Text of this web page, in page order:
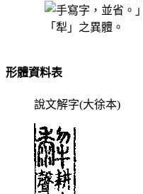
，並省。
「犁」之異體。
形體資料表
說文解字(大徐本)